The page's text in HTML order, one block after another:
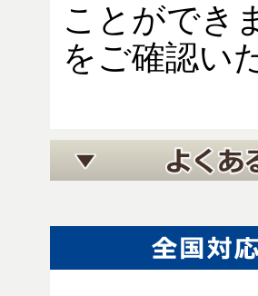
ことができ
をご確認い